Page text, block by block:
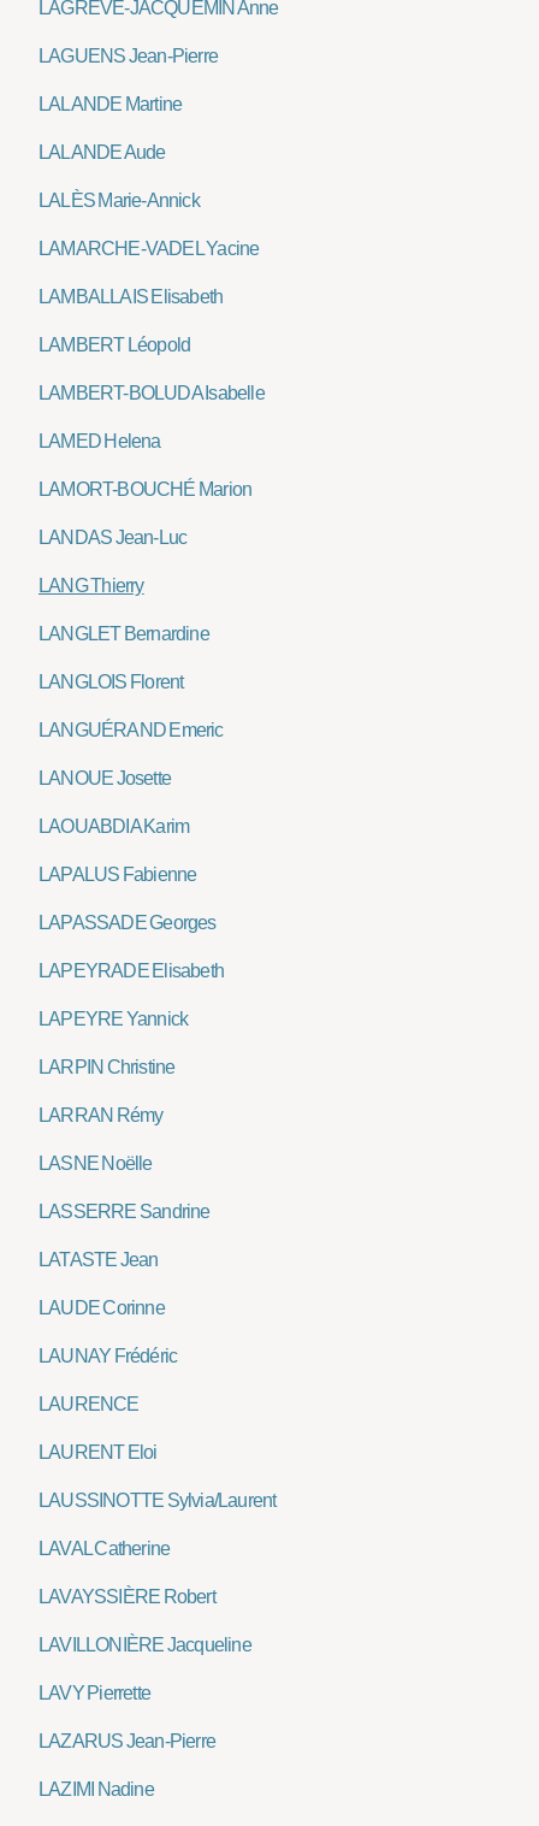
LAGRÈVE-JACQUEMIN Anne
LAGUENS Jean-Pierre
LALANDE Martine
LALANDE Aude
LALÈS Marie-Annick
LAMARCHE-VADEL Yacine
LAMBALLAIS Elisabeth
LAMBERT Léopold
LAMBERT-BOLUDA Isabelle
LAMED Helena
LAMORT-BOUCHÉ Marion
LANDAS Jean-Luc
LANG Thierry
LANGLET Bernardine
LANGLOIS Florent
LANGUÉRAND Emeric
LANOUE Josette
LAOUABDIA Karim
LAPALUS Fabienne
LAPASSADE Georges
LAPEYRADE Elisabeth
LAPEYRE Yannick
LARPIN Christine
LARRAN Rémy
LASNE Noëlle
LASSERRE Sandrine
LATASTE Jean
LAUDE Corinne
LAUNAY Frédéric
LAURENCE
LAURENT Eloi
LAUSSINOTTE Sylvia/Laurent
LAVAL Catherine
LAVAYSSIÈRE Robert
LAVILLONIÈRE Jacqueline
LAVY Pierrette
LAZARUS Jean-Pierre
LAZIMI Nadine